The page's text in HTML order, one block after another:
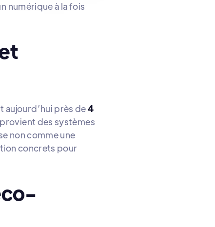
numérique à la fois
aujourd’hui près de4
des systèmes
non comme une
concrets pour